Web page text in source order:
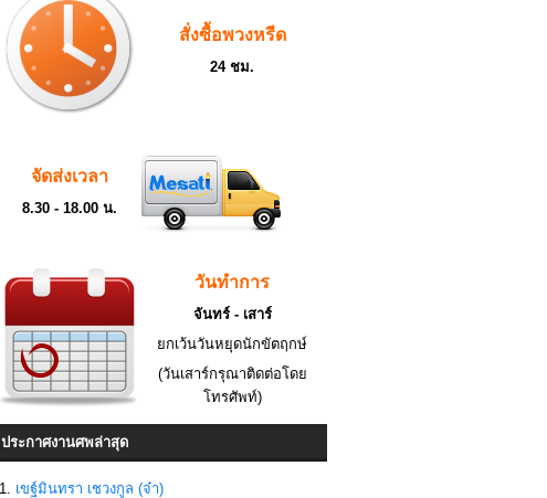
สั่งซื้อพวงหรีด
24 ชม.
จัดส่งเวลา
8.30 - 18.00 น.
วันทำการ
จันทร์ - เสาร์
ยกเว้นวันหยุดนักขัตฤกษ์
(วันเสาร์กรุณาติดต่อโดย
โทรศัพท์)
ประกาศงานศพล่าสุด
เขฐ์มินทรา เชวงกูล (จ๋า)